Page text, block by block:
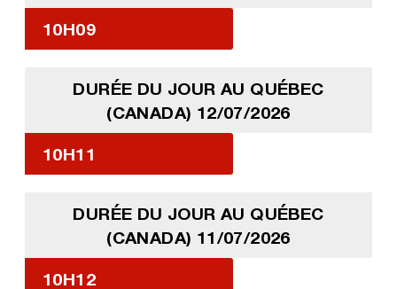
10H09
DURÉE DU JOUR AU QUÉBEC
(CANADA) 12/07/2026
10H11
DURÉE DU JOUR AU QUÉBEC
(CANADA) 11/07/2026
10H12